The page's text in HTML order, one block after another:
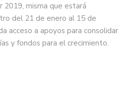
2019, misma que estará
del 21 de enero al 15 de
acceso a apoyos para consolidar
y fondos para el crecimiento.